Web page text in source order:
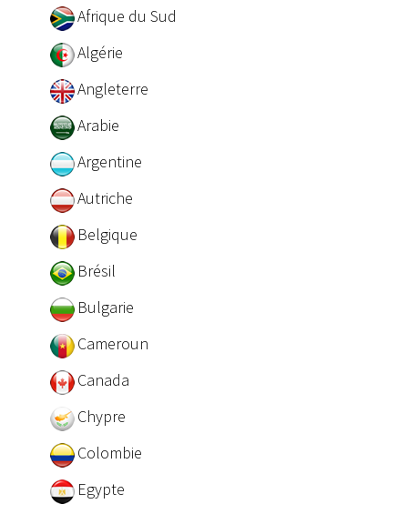
Afrique du Sud
Algérie
Angleterre
Arabie
Argentine
Autriche
Belgique
Brésil
Bulgarie
Cameroun
Canada
Chypre
Colombie
Egypte